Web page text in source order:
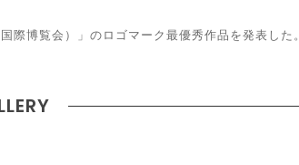
博覧会）」のロゴマーク最優秀作品を発表した。